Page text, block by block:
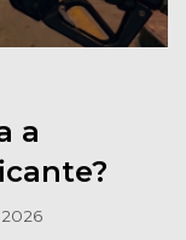
a